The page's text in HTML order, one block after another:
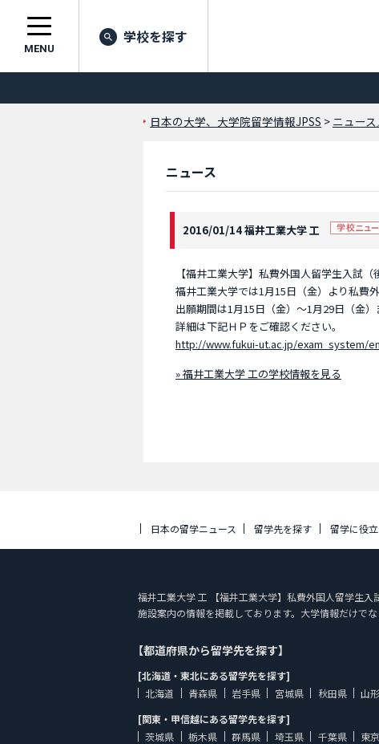
MENU
学校を探す
日本の大学、大学院留学情報JPSS > ニュー
ニュース
2016/01/14 福井工業大学 工
【福井工業大学】私費外国人留学生入試
福井工業大学では1月15日（金）より私費
出願期間は1月15日（金）～1月29日（金
詳細は下記ＨＰをご確認ください。
http://www.fukui-ut.ac.jp/exam_system/
» 福井工業大学 工の学校情報を見る
日本の留学ニュース 留学先を探す 留学に役
福井工業大学 工 【福井工業大学】私費外国人留学生入
施設案内の情報を掲載しております。大学情報だけで
【都道府県から留学先を探す】
[北海道・東北にある留学先を探す]
北海道
青森県 岩手県 宮城県 秋田県 山
[関東・甲信越にある留学先を探す]
茨城県
栃木県 群馬県 埼玉県 千葉県 東